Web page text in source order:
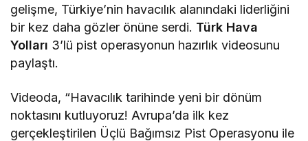
gelişme, Türkiye’nin havacılık alanındaki liderliğini
bir kez daha gözler önüne serdi. Türk Hava
Yolları 3’lü pist operasyonun hazırlık videosunu
paylaştı.
Videoda, “Havacılık tarihinde yeni bir dönüm
noktasını kutluyoruz! Avrupa’da ilk kez
gerçekleştirilen Üçlü Bağımsız Pist Operasyonu ile